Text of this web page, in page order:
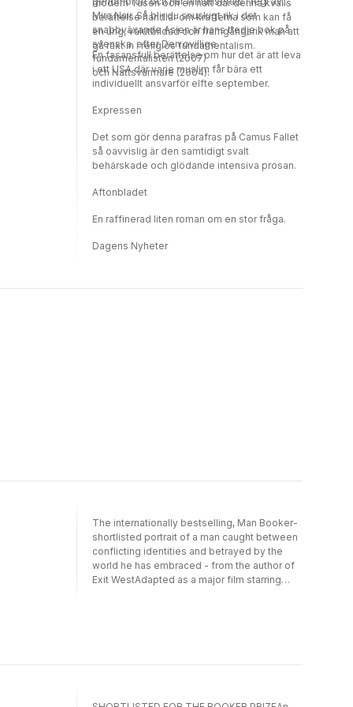
modern Tusen och en natt där denna kvälls
berättelse handlar om krafterna som kan få
en ung, välutbildad och framgångsrik man att
gå rakt in i religiös fundamentalism.
Mira Nair. Så blir du snuskigt rik i det
snabbväxande Asien är hans tredje bok på
svenska, efter Den ovillige
fundamentalisten (2007)
och Nattsvärmare (2004).
En fasansfull berättelse om hur det är att leva
i ett USA där varje muslim får bära ett
individuellt ansvarför elfte september.
Expressen
Det som gör denna parafras på Camus Fallet
så oavvislig är den samtidigt svalt
behärskade och glödande intensiva prosan.
Aftonbladet
En raffinerad liten roman om en stor fråga.
Dagens Nyheter
The internationally bestselling, Man Booker-
shortlisted portrait of a man caught between
conflicting identities and betrayed by the
world he has embraced - from the author of
Exit WestAdapted as a major film starring
have alarmed you. Do not be frightened by